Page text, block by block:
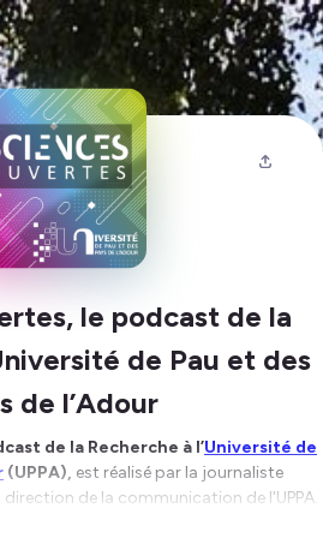
le podcast de la
de Pau et des
de l’Adour
de la Recherche à l’Université de
(UPPA), est réalisé par la journaliste
de la communication de l'UPPA